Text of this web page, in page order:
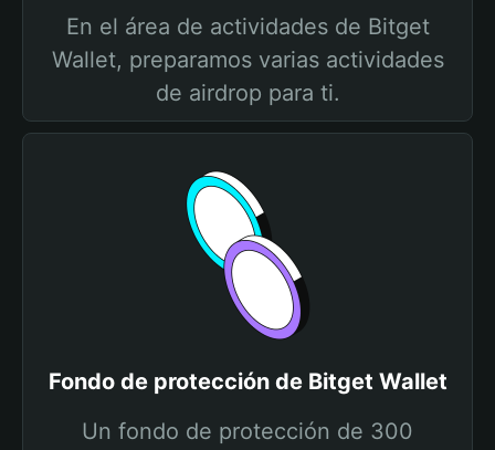
En el área de actividades de Bitget
Wallet, preparamos varias actividades
de airdrop para ti.
Fondo de protección de Bitget Wallet
Un fondo de protección de 300